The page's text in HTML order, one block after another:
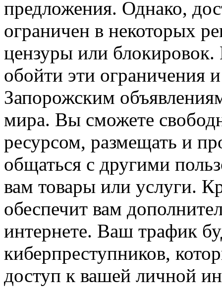
предложения. Однако,
ограничен в некоторых
цензуры или
обойти эти ограничения
Запорожским
мира. Вы сможете
ресурсом, размещать и
общаться с другими
вам товары или услуги.
обеспечит вам
интернете. Ваш трафик
киберпреступников,
доступ к вашей личной